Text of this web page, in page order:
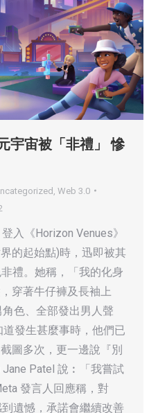
宇宙被「非禮」 慘
Web 3.0
入《Horizon Venues》
的起始點)時，迅即被其
禮。她稱，「我的化身
穿著牛仔褲及長袖上
色、全部發出男人聲
發生甚麼事時，他們已
圖多次，更一邊說『別
Patel 說︰「我嘗試
發言人回應稱，對
遺憾，承諾會繼續改善